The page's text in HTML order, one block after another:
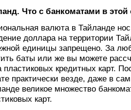
Что с банкоматами в этой
валюта в Тайланде
доллара на территории
единицы запрещено. За
баты или же вы можете
пластиковых кредитных карт.
практически везде, даже в
великое множество
карт.